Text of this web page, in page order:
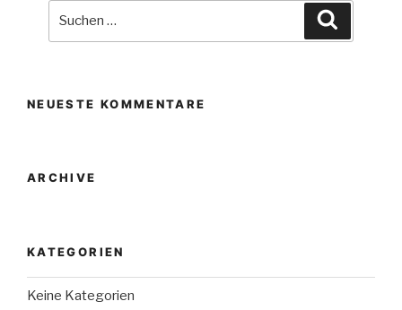
NEUESTE KOMMENTARE
ARCHIVE
KATEGORIEN
Keine Kategorien